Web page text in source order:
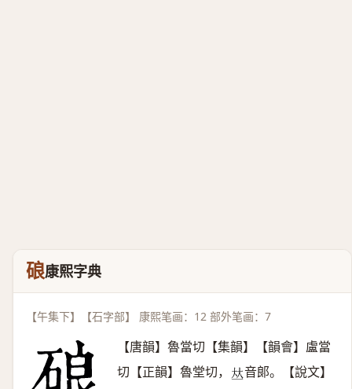
硠康熙字典
【午集下】【石字部】 康熙笔画：12 部外笔画：7
【唐韻】魯當切【集韻】【韻會】盧當
切【正韻】魯堂切， 𠀤音郞。【說文】